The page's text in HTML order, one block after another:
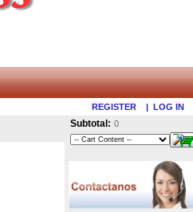
REGISTER | LOG IN
Subtotal: 0